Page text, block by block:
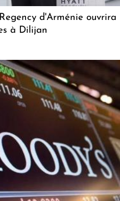
d'Arménie ouvrira
à Dilijan